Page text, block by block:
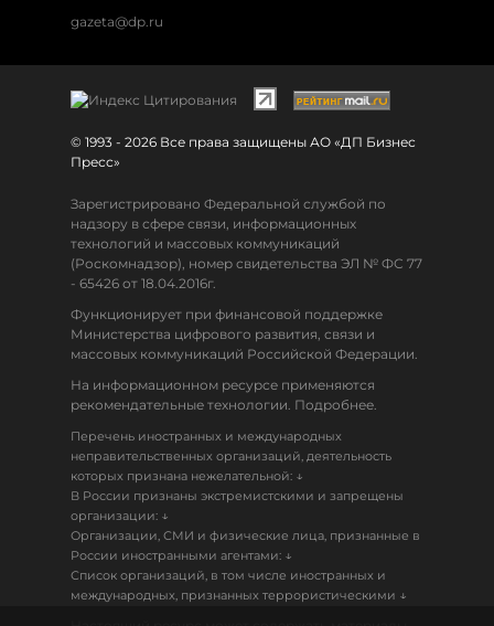
gazeta@dp.ru
© 1993 - 2026 Все права защищены АО «ДП Бизнес
Пресс»
Зарегистрировано Федеральной службой по
надзору в сфере связи, информационных
технологий и массовых коммуникаций
(Роскомнадзор), номер свидетельства ЭЛ № ФС 77
- 65426 от 18.04.2016г.
Функционирует при финансовой поддержке
Министерства цифрового развития, связи и
массовых коммуникаций Российской Федерации.
На информационном ресурсе применяются
рекомендательные технологии. Подробнее.
Перечень иностранных и международных
неправительственных организаций, деятельность
которых признана нежелательной: ↓
В России признаны экстремистскими и запрещены
организации: ↓
Организации, СМИ и физические лица, признанные в
России иностранными агентами: ↓
Список организаций, в том числе иностранных и
международных, признанных террористическими ↓